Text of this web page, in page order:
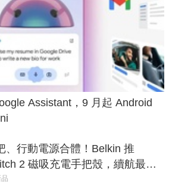
Assistant，9 月起 Android
、行動電源合體！Belkin 推
2 磁吸充電手把殼，續航最高